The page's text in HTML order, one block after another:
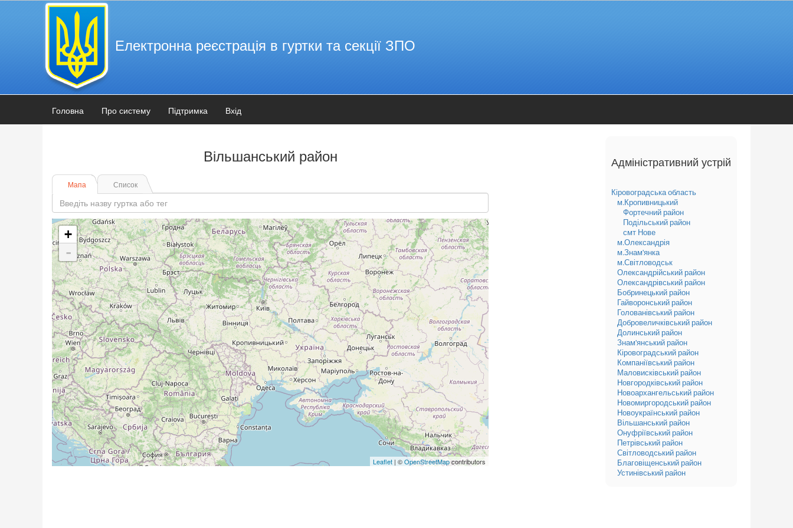
Електронна реєстрація в гуртки та секції ЗПО
Головна Про систему Підтримка Вхід
Вільшанський район Адміністративний устрій
Кіровоградська область
м.Кропивницький
Фортечний район
Подільський район
смт Нове
м.Олександрія
м.Знам'янка
м.Світловодськ
Олександрійський район
Олександрівський район
Бобринецький район
Гайворонський район
Голованівський район
Добровеличківський район
Долинський район
Знам'янський район
Кіровоградський район
Компаніївський район
Маловисківський район
Новгородківський район
Новоархангельський район
Новомиргородський район
Новоукраїнський район
Вільшанський район
Онуфріївський район
Петрівський район
Світловодський район
Благовіщенський район
Устинівський район
Мапа Список
+
-
Leaflet | ©OpenStreetMapcontributors